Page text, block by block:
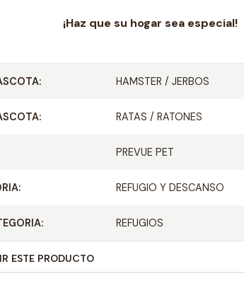
que su hogar sea especial!
HAMSTER / JERBOS
RATAS / RATONES
PREVUE PET
REFUGIO Y DESCANSO
REFUGIOS
ESTE PRODUCTO